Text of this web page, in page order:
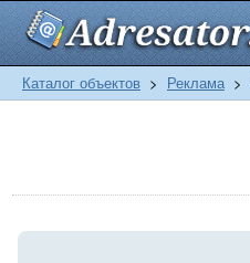
Каталог объектов > Реклама >